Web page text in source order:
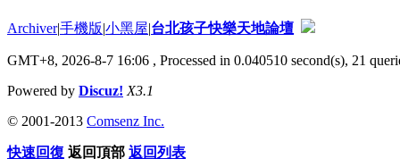
Archiver|手機版|小黑屋|台北孩子快樂天地論壇
GMT+8, 2026-8-7 16:06 , Processed in 0.040510 second(s), 21
Powered by Discuz! X3.1
© 2001-2013 Comsenz Inc.
快速回復 返回頂部 返回列表